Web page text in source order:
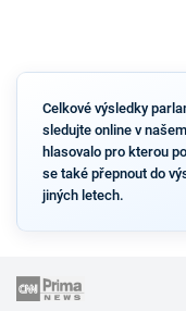
Celkové výsledky
sledujte online v
hlasovalo pro kterou
se také přepnout do
jiných letech.